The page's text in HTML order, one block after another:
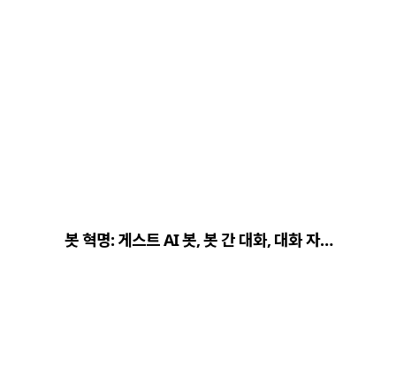
봇 혁명: 게스트 AI 봇, 봇 간 대화, 대화 자…